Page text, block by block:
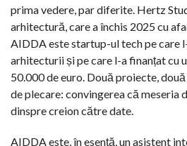
prima vedere, par diferite. Hertz
arhitectură, care a închis 2025 cu
AIDDA este startup-ul tech pe care
arhitecturii și pe care l-a finanțat cu
50.000 de euro. Două proiecte,
de plecare: convingerea că meseria
dinspre creion către date.
AIDDA este, în esență, un asistent